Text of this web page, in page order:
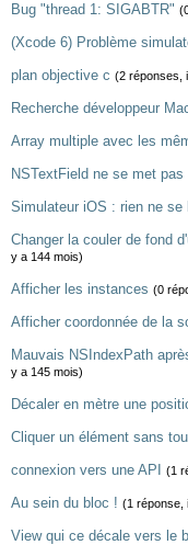
Bug "thread 1: SIGABTR"
(Xcode 6) Problème
plan objective c (2 réponses,
Recherche développeur
Array multiple avec les
NSTextField ne se met pas
Simulateur iOS : rien ne se
Changer la couler de fond
y a 144 mois)
Afficher les instances (0
Afficher coordonnée de la
Mauvais NSIndexPath
y a 145 mois)
Décaler en mètre une
Cliquer un élément sans
connexion vers une API (1
Au sein du bloc ! (1 réponse,
View qui ce décale vers le